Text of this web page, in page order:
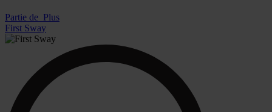
Partie de Plus
First Sway